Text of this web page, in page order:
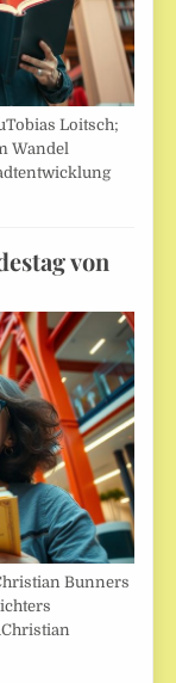
Loitsch;
Wandel
von
Bunners